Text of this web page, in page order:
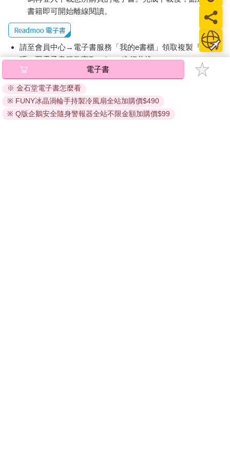
激讓舌頭都快麻木了，接著感受到砂糖的甜味，最後散發出薑片
的香氣，簡直妙不可言。
再吃一片，再來一片，博人忍不住一片接一片，轉眼之間就把一
整袋都吃完了。
「啊，吃完了……」他有點失望，接著突然回過了神。
「對了，我正在逃避指原主編的追趕。」站在馬路中間簡直就像
在等對方發現自己，必須趕快找地方躲起來。
博人急忙邁步準備離開。就在這時，他大吃一驚，因為他看到另
一家出版社的井坂編輯迎面走來。他可能也是要去向博人催稿，
從井坂匆忙的腳步中，可以感受到他內心的憤怒和煩躁。
書籍即可開始離線閱讀。
請至會員中心→電子書服務「我的e書櫃」領取複製『兌換
碼』至電子書服務商Readmoo進行兌換。
退換貨須知：
因版權保護，您在金石堂所購買的電子書僅能以金石堂專屬
的閱讀軟體開啟閱讀，無法以其他閱讀器或直接下載檔案。
依據「消費者保護法」第19條及行政院消費者保護處公告之
電子書
※ 金石堂電子書怎麼看
※ FUNY冰晶渦輪手持製冷風扇全站加購價$490
※ Q版企鵝安全隨身警報器全站不限金額加購價$99